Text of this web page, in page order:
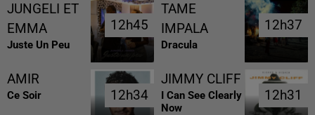
JUNGELI ET
EMMA
Juste Un Peu
12h45
12h45
TAME
IMPALA
Dracula
12h37
12h37
AMIR
Ce Soir 12h34
12h34
JIMMY CLIFF
I Can See Clearly
Now
12h31
12h31